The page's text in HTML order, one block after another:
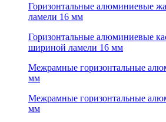
Горизонтальные алюминиевые
ламели 16 мм
Горизонтальные алюминиевые
шириной ламели 16 мм
Межрамные горизонтальные
мм
Межрамные горизонтальные
мм